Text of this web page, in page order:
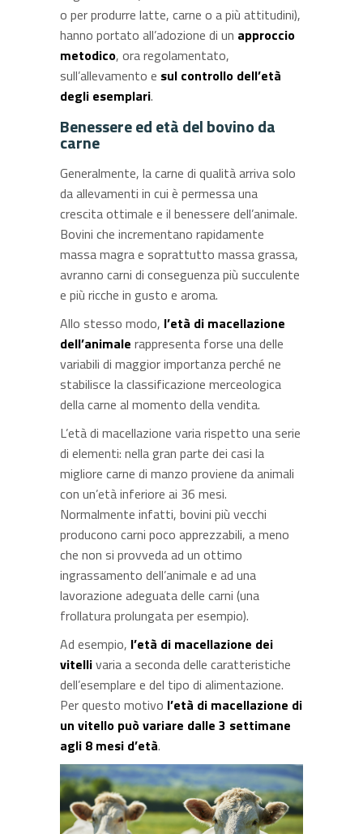
o per produrre latte, carne o a più attitudini),
hanno portato all’adozione di un approccio
metodico, ora regolamentato,
sull’allevamento e sul controllo dell’età
degli esemplari.
Benessere ed età del bovino da
carne
Generalmente, la carne di qualità arriva solo
da allevamenti in cui è permessa una
crescita ottimale e il benessere dell’animale.
Bovini che incrementano rapidamente
massa magra e soprattutto massa grassa,
avranno carni di conseguenza più succulente
e più ricche in gusto e aroma.
Allo stesso modo, l’età di macellazione
dell’animale rappresenta forse una delle
variabili di maggior importanza perché ne
stabilisce la classificazione merceologica
della carne al momento della vendita.
L’età di macellazione varia rispetto una serie
di elementi: nella gran parte dei casi la
migliore carne di manzo proviene da animali
con un’età inferiore ai 36 mesi.
Normalmente infatti, bovini più vecchi
producono carni poco apprezzabili, a meno
che non si provveda ad un ottimo
ingrassamento dell’animale e ad una
lavorazione adeguata delle carni (una
frollatura prolungata per esempio).
Ad esempio, l’età di macellazione dei
vitellivaria a seconda delle caratteristiche
dell’esemplare e del tipo di alimentazione.
Per questo motivo l’età di macellazione di
un vitello può variare dalle 3 settimane
agli 8 mesi d’età.